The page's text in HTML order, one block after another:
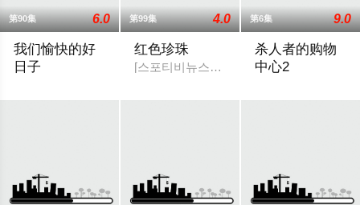
第90集 6.0
我们愉快的好
日子
第99集 4.0
红色珍珠
[스포티비뉴스=강효진 기자] 배우 박진희
第6集 9.0
杀人者的购物
中心2